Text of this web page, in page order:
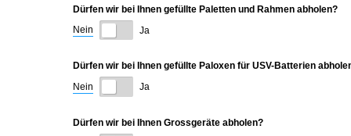
Dürfen wir bei Ihnen gefüllte Paletten und Rahmen abholen?
Nein
Ja
Dürfen wir bei Ihnen gefüllte Paloxen für USV-Batterien
Nein
Ja
Dürfen wir bei Ihnen Grossgeräte abholen?